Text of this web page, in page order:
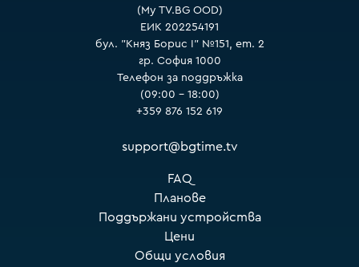
(My TV.BG OOD)
ЕИК 202254191
бул. "Княз Борис I" №151, ет. 2
гр. София 1000
Телефон за поддръжка
(09:00 – 18:00)
+359 876 152 619
support@bgtime.tv
FAQ
Планове
Поддържани устройства
Цени
Общи условия